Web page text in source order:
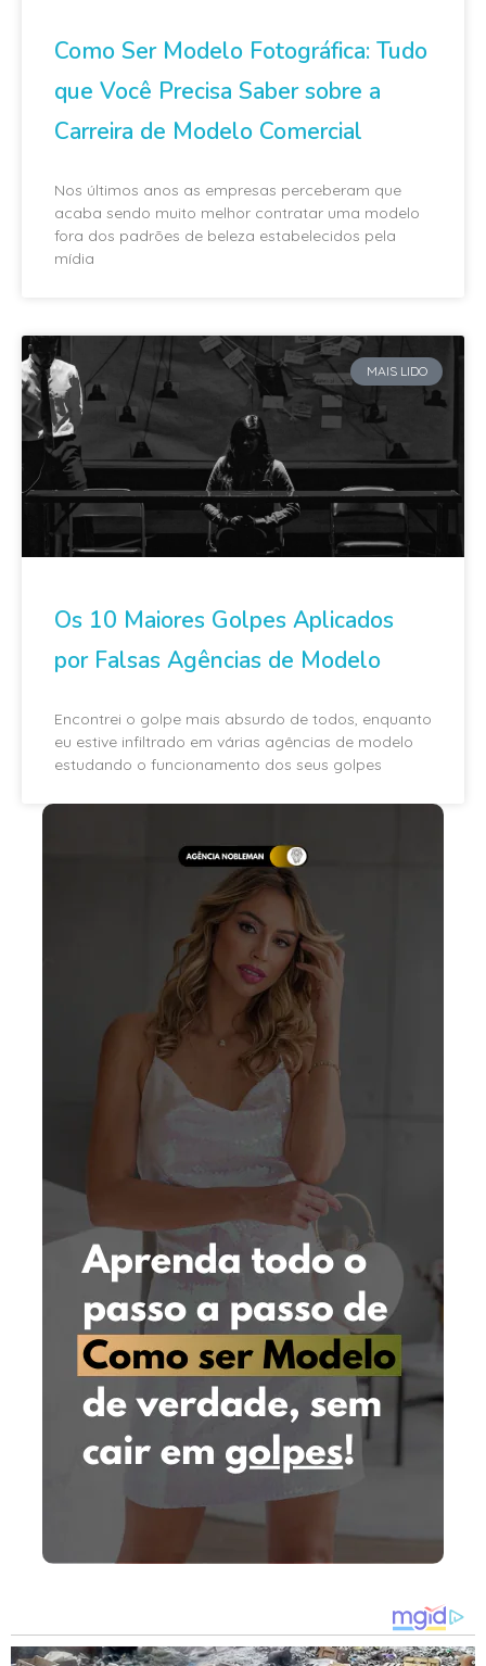
Como Ser Modelo Fotográfica: Tudo
que Você Precisa Saber sobre a
Carreira de Modelo Comercial
Nos últimos anos as empresas perceberam que
acaba sendo muito melhor contratar uma modelo
fora dos padrões de beleza estabelecidos pela
mídia
MAIS LIDO
Os 10 Maiores Golpes Aplicados
por Falsas Agências de Modelo
Encontrei o golpe mais absurdo de todos, enquanto
eu estive infiltrado em várias agências de modelo
estudando o funcionamento dos seus golpes